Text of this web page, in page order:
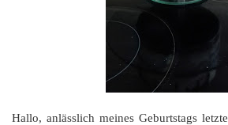
Hallo, anlässlich meines Geburtstags